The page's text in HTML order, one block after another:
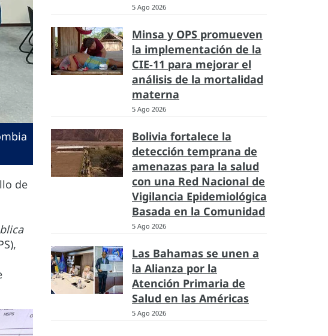
de
5 Ago 2026
Minsa y OPS promueven
la implementación de la
CIE-11 para mejorar el
análisis de la mortalidad
materna
5 Ago 2026
Bolivia fortalece la
detección temprana de
amenazas para la salud
con una Red Nacional de
Vigilancia Epidemiológica
Basada en la Comunidad
5 Ago 2026
Las Bahamas se unen a
la Alianza por la
Atención Primaria de
Salud en las Américas
5 Ago 2026